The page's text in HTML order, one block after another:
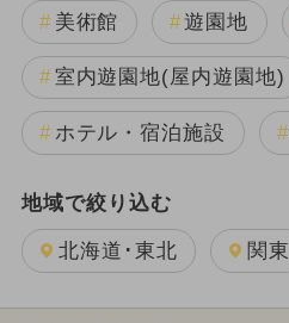
美術館 遊園地
室内遊園地(屋内遊園地)
ホテル・宿泊施設
地域で絞り込む
北海道･東北 関東